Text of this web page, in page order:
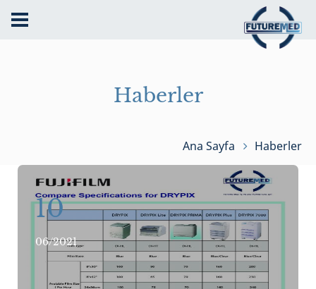
Haberler
Ana Sayfa Haberler
10
06/2021